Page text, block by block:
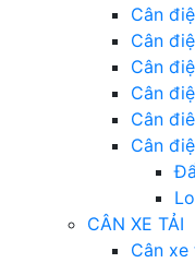
Cân
Cân
Cân
Cân
Cân
Cân
CÂN XE TẢI
Cân